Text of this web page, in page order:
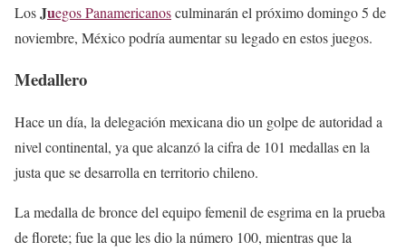
LosJuegos Panamericanosculminarán el próximo domingo 5 de
noviembre, México podría aumentar su legado en estos juegos.
Medallero
Hace un día, la delegación mexicana dio un golpe de autoridad a
nivel continental, ya que alcanzó la cifra de 101 medallas en la
justa que se desarrolla en territorio chileno.
La medalla de bronce del equipo femenil de esgrima en la prueba
de florete; fue la que les dio la número 100, mientras que la